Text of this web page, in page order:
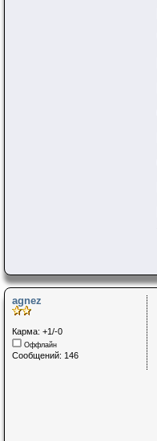
agnez
Карма: +1/-0
Оффлайн
Сообщений: 146